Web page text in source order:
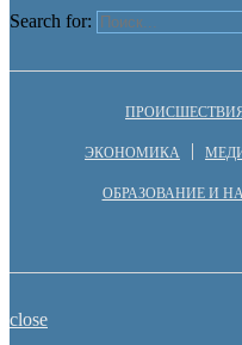
Search for:
ЭКОНОМИКА
ОБРАЗОВАНИЕ И
close